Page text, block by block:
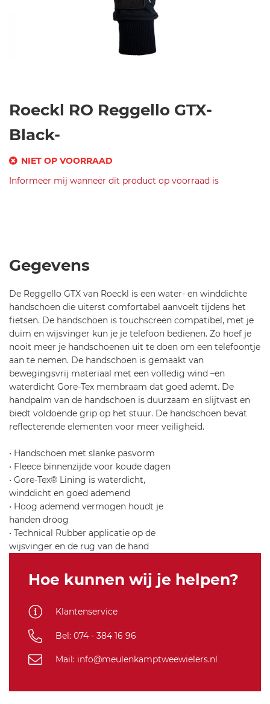
Roeckl RO Reggello GTX-
Black-
NIET OP VOORRAAD
SKU
o
-
r
e
g
g
e
ll
o
-
g
x
-
b
l
a
k
--
8
Informeer mij wanneer dit product op voorraad is
Black-
9
Ga
naar
het
begin
van
afbeeldingen-
Gegevens
De Reggello GTX van Roeckl is een water- en winddichte
handschoen die uiterst comfortabel aanvoelt tijdens het
fietsen. De handschoen is touchscreen compatibel, met je
duim en wijsvinger kun je je telefoon bedienen. Zo hoef je
nooit meer je handschoenen uit te doen om een telefoontje
aan te nemen. De handschoen is gemaakt van
bewegingsvrij materiaal met een volledig wind –en
waterdicht Gore-Tex membraam dat goed ademt. De
handpalm van de handschoen is duurzaam en slijtvast en
biedt voldoende grip op het stuur. De handschoen bevat
reflecterende elementen voor meer veiligheid.
• Handschoen met slanke pasvorm
• Fleece binnenzijde voor koude dagen
• Gore-Tex® Lining is waterdicht,
winddicht en goed ademend
• Hoog ademend vermogen houdt je
handen droog
• Technical Rubber applicatie op de
wijsvinger en de rug van de hand
Hoe kunnen wij je helpen?
Klantenservice
Bel: 074 - 384 16 96
Mail: info@meulenkamptweewielers.nl